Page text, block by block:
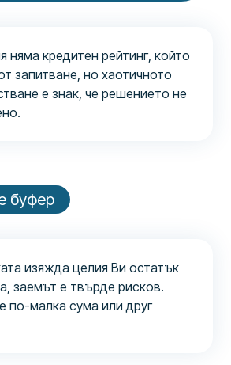
няма кредитен рейтинг, който
запитване, но хаотичното
е знак, че решението не
буфер
изяжда целия Ви остатък
заемът е твърде рисков.
по-малка сума или друг